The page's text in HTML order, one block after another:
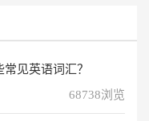
见英语词汇？
68738浏览